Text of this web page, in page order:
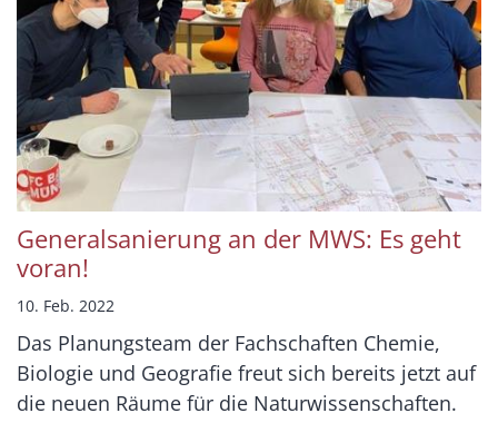
Generalsanierung an der MWS: Es geht
voran!
10. Feb. 2022
Das Planungsteam der Fachschaften Chemie,
Biologie und Geografie freut sich bereits jetzt auf
die neuen Räume für die Naturwissenschaften.